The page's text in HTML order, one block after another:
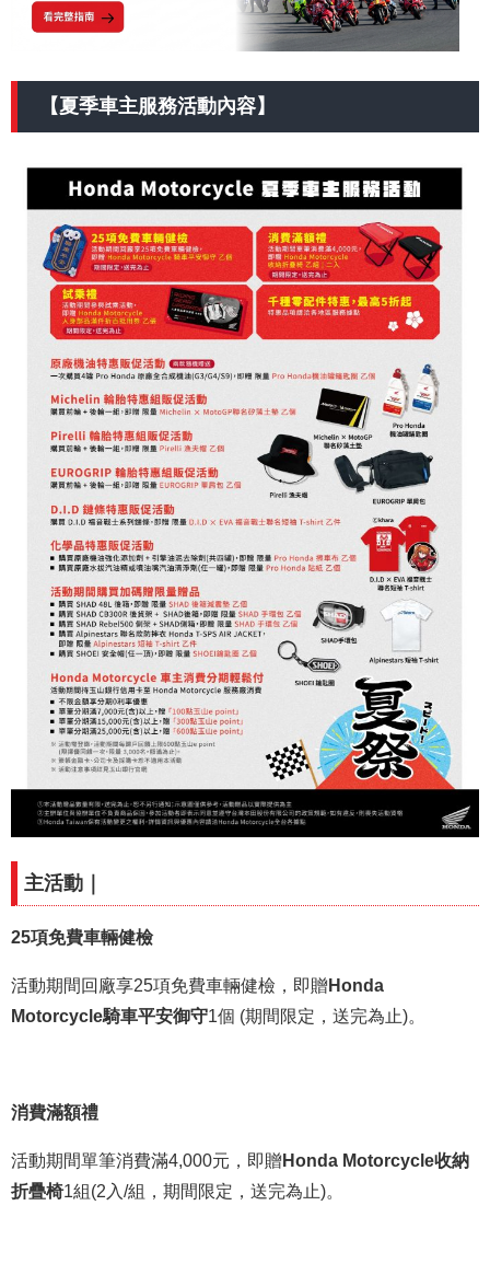
【夏季車主服務活動內容】
主活動｜
25項免費車輛健檢
活動期間回廠享25項免費車輛健檢，即贈Honda
Motorcycle騎車平安御守1個 (期間限定，送完為止)。
消費滿額禮
活動期間單筆消費滿4,000元，即贈Honda Motorcycle收納
折疊椅1組(2入/組，期間限定，送完為止)。